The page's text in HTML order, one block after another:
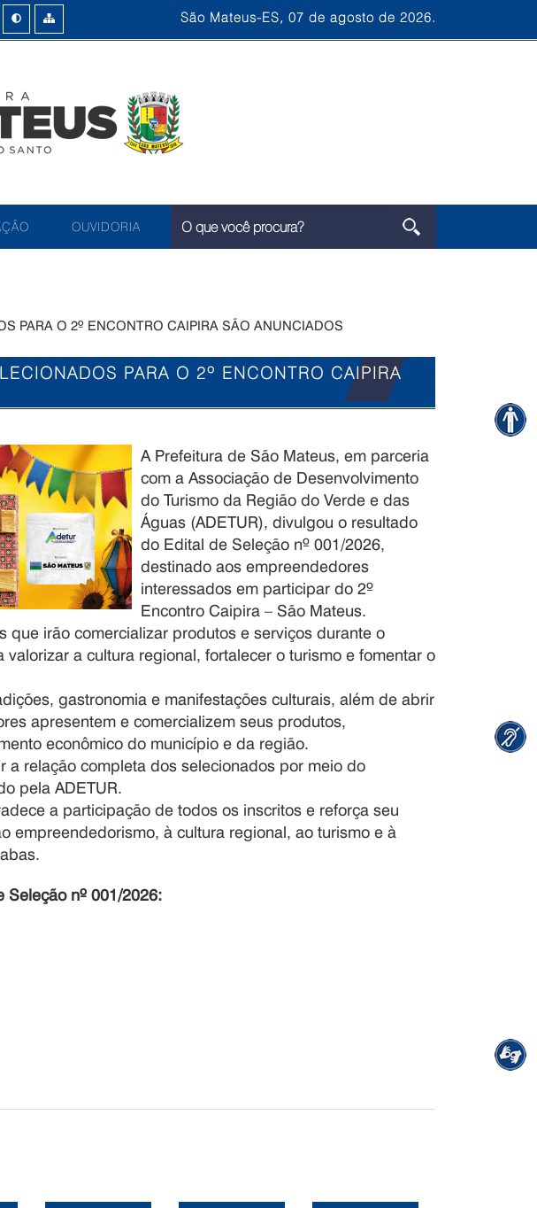
São Mateus-ES, 07 de agosto de 2026.
OUVIDORIA
PARA O 2º ENCONTRO CAIPIRA SÃO ANUNCIADOS
PARA O 2º ENCONTRO CAIPIRA
A Prefeitura de São Mateus, em parceria
com a Associação de Desenvolvimento
do Turismo da Região do Verde e das
Águas (ADETUR), divulgou o resultado
do Edital de Seleção nº 001/2026,
destinado aos empreendedores
interessados em participar do 2º
Encontro Caipira – São Mateus.
que irão comercializar produtos e serviços durante o
a cultura regional, fortalecer o turismo e fomentar o
gastronomia e manifestações culturais, além de abrir
apresentem e comercializem seus produtos,
econômico do município e da região.
a relação completa dos selecionados por meio do
pela ADETUR.
a participação de todos os inscritos e reforça seu
empreendedorismo, à cultura regional, ao turismo e à
nº 001/2026: